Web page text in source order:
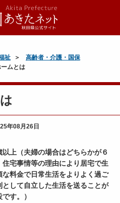
祉
高齢者・介護・国保
ムとは
年08月26日
上（夫婦の場合はどちらかが６
宅事情等の理由により居宅で生
料金で日常生活をよりよく過ご
して自立した生活を送ることが
す。）